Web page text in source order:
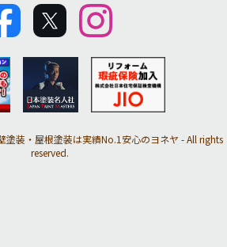
装・屋根塗装は実績No.1安心のヨネヤ - All rights
reserved.